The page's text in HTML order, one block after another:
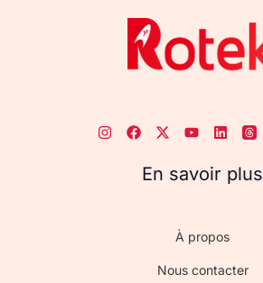
En savoir plus
À propos
Nous contacter